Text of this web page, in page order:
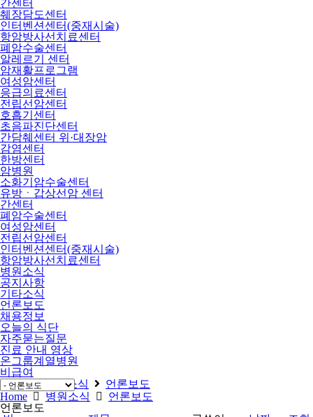
간센터
췌장담도센터
인터벤션센터(중재시술)
항암방사선치료센터
폐암수술센터
알레르기 센터
암재활프로그램
여성암센터
응급의료센터
전립선암센터
호흡기센터
초음파진단센터
간담췌센터 위·대장암
감염센터
한방센터
암병원
소화기암수술센터
유방ㆍ갑상선암 센터
간센터
폐암수술센터
여성암센터
전립선암센터
인터벤션센터(중재시술)
항암방사선치료센터
병원소식
공지사항
기타소식
언론보도
채용정보
오늘의 식단
자주묻는질문
진료 안내 영상
온그룹계열병원
비급여
Home
병원소식
언론보도
Home
병원소식
언론보도
언론보도